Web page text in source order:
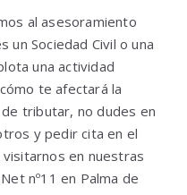
al asesoramiento
un Sociedad Civil o una
una actividad
te afectará la
tributar, no dudes en
y pedir cita en el
en nuestras
nº11 en Palma de